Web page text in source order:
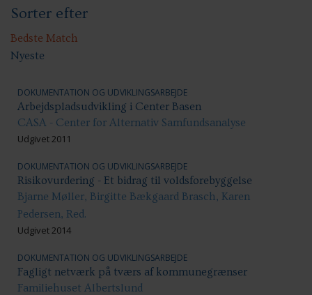
Sorter efter
Bedste Match
Nyeste
DOKUMENTATION OG UDVIKLINGSARBEJDE
Arbejdspladsudvikling i Center Basen
CASA - Center for Alternativ Samfundsanalyse
Udgivet 2011
DOKUMENTATION OG UDVIKLINGSARBEJDE
Risikovurdering - Et bidrag til voldsforebyggelse
Bjarne Møller, Birgitte Bækgaard Brasch, Karen
Pedersen, Red.
Udgivet 2014
DOKUMENTATION OG UDVIKLINGSARBEJDE
Fagligt netværk på tværs af kommunegrænser
Familiehuset Albertslund